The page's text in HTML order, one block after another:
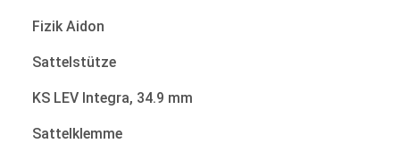
Fizik Aidon
Sattelstütze
KS LEV Integra, 34.9 mm
Sattelklemme